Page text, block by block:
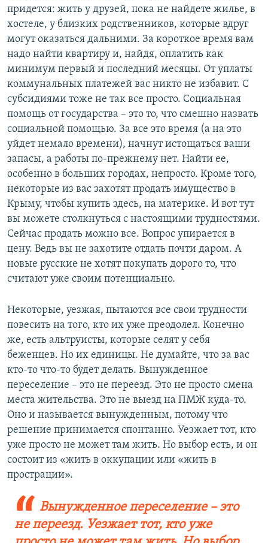
придется: жить у друзей, пока не найдете жилье, в
хостеле, у близких родственников, которые вдруг
могут оказаться дальними. За короткое время вам
надо найти квартиру и, найдя, оплатить как
минимум первый и последний месяцы. От уплаты
коммунальных платежей вас никто не избавит. С
субсидиями тоже не так все просто. Социальная
помощь от государства – это то, что смешно назвать
социальной помощью. За все это время (а на это
уйдет немало времени), начнут истощаться ваши
запасы, а работы по-прежнему нет. Найти ее,
особенно в больших городах, непросто. Кроме того,
некоторые из вас захотят продать имущество в
Крыму, чтобы купить здесь, на материке. И вот тут
вы можете столкнуться с настоящими трудностями.
Сейчас продать можно все. Вопрос упирается в
цену. Ведь вы не захотите отдать почти даром. А
новые русские не хотят покупать дорого то, что
считают уже своим потенциально.
Некоторые, уезжая, пытаются все свои трудности
повесить на того, кто их уже преодолел. Конечно
же, есть альтруисты, которые селят у себя
беженцев. Но их единицы. Не думайте, что за вас
кто-то что-то будет делать. Вынужденное
переселение – это не переезд. Это не просто смена
места жительства. Это не выезд на ПМЖ куда-то.
Оно и называется вынужденным, потому что
решение принимается спонтанно. Уезжает тот, кто
уже просто не может там жить. Но выбор есть, и он
состоит из «жить в оккупации или «жить в
прострации».
Вынужденное переселение – это
не переезд. Уезжает тот, кто уже